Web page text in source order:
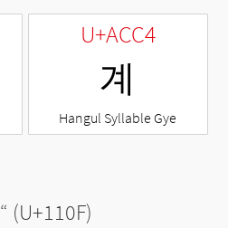
U+ACC4
계
Hangul Syllable Gye
“ (U+110F)